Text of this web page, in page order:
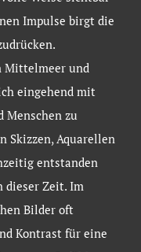
Impulse birgt die
Mittelmeer und
eingehend mit
Menschen zu
Skizzen, Aquarellen
entstanden
dieser Zeit. Im
Bilder oft
Kontrast für eine